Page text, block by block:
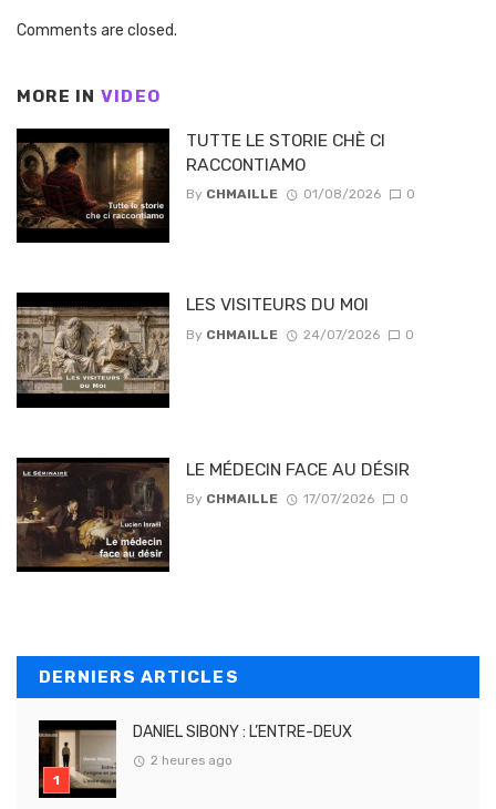
Comments are closed.
MORE IN VIDEO
TUTTE LE STORIE CHÈ CI
RACCONTIAMO
By CHMAILLE 01/08/2026 0
LES VISITEURS DU MOI
By CHMAILLE 24/07/2026 0
LE MÉDECIN FACE AU DÉSIR
By CHMAILLE 17/07/2026 0
DERNIERS ARTICLES
DANIEL SIBONY : L’ENTRE-DEUX
2 heures ago